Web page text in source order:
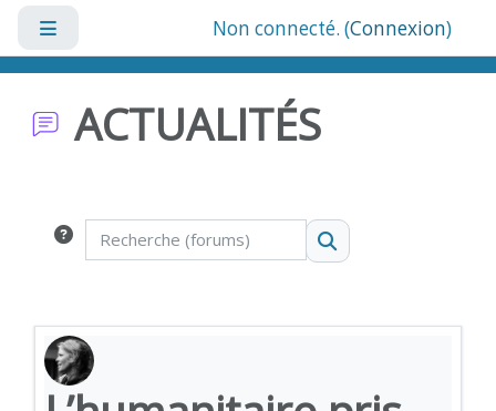
Panneau latéral
Non connecté. (Connexion)
ACTUALITÉS
Recherche (forums)
Recherche